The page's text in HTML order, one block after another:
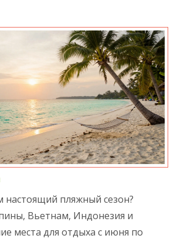
настоящий пляжный сезон?
Вьетнам, Индонезия и
места для отдыха с июня по